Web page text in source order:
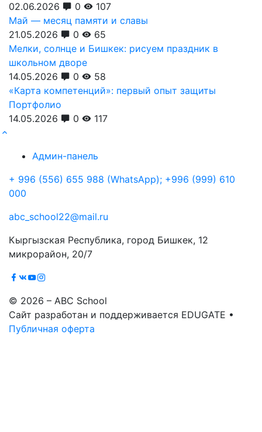
02.06.2026
0
107
Май — месяц памяти и славы
21.05.2026
0
65
Мелки, солнце и Бишкек: рисуем праздник в
школьном дворе
14.05.2026
0
58
«Карта компетенций»: первый опыт защиты
Портфолио
14.05.2026
0 117
Админ-панель
+ 996 (556) 655 988 (WhatsApp); +996 (999) 610
000
abc_school22@mail.ru
Кыргызская Республика, город Бишкек, 12
микрорайон, 20/7
© 2026 – ABC School
Сайт разработан и поддерживается EDUGATE •
Публичная оферта